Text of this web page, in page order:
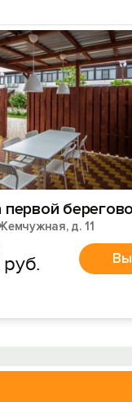
д. 11